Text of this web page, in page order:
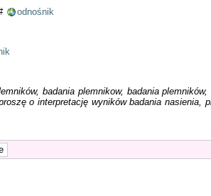
odnośnik
badania plemnikow, badania
o interpretację wyników badania